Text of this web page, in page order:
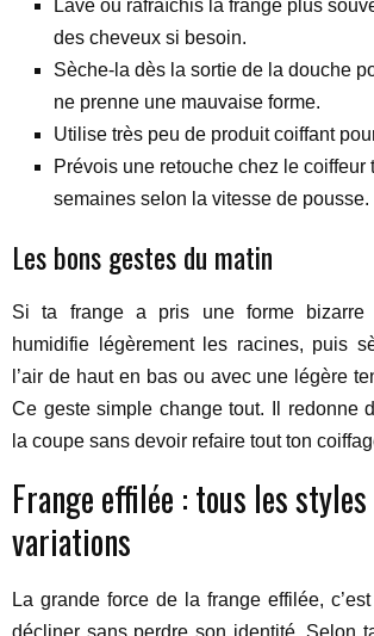
Lave ou rafraîchis la frange plus
des cheveux si besoin.
Sèche-la dès la sortie de la douche
ne prenne une mauvaise forme.
Utilise très peu de produit coiffant
Prévois une retouche chez le coiffeur
semaines selon la vitesse de pousse.
Les bons gestes du matin
Si ta frange a pris une forme bizarre
humidifie légèrement les racines, puis
l’air de haut en bas ou avec une légère
Ce geste simple change tout. Il redonne
la coupe sans devoir refaire tout ton
Frange effilée : tous les
variations
La grande force de la frange effilée,
décliner sans perdre son identité. Selon